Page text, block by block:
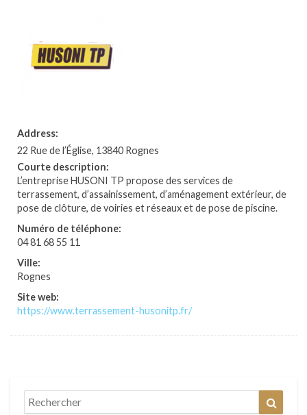
Address:
22 Rue de l’Église, 13840 Rognes
Courte description:
L’entreprise HUSONI TP propose des services de
terrassement, d’assainissement, d’aménagement extérieur, de
pose de clôture, de voiries et réseaux et de pose de piscine.
Numéro de téléphone:
04 81 68 55 11
Ville:
Rognes
Site web:
https://www.terrassement-husonitp.fr/
Search